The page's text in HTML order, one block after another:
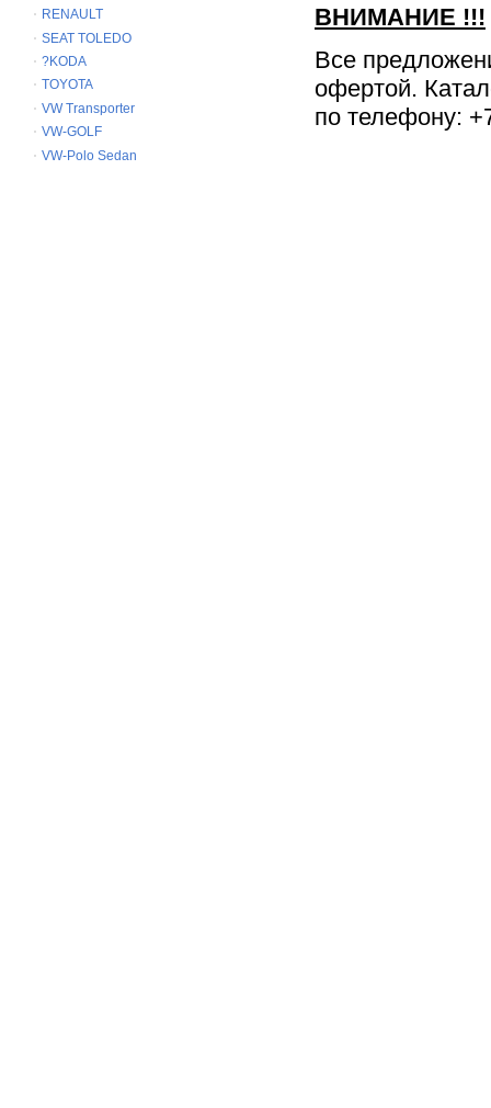
RENAULT
SEAT TOLEDO
?KODA
TOYOTA
VW Transporter
VW-GOLF
VW-Polo Sedan
ВНИМАНИЕ !!!
Все
офертой.
по телефону: